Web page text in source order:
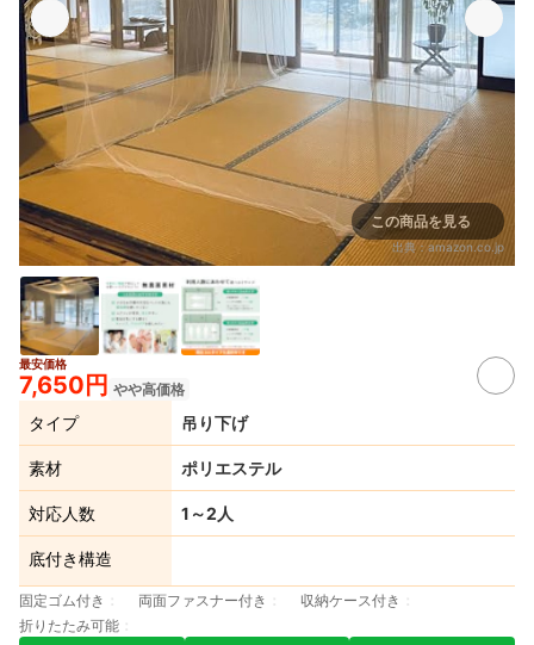
この商品を見る
出典：amazon.co.jp
最安価格
7,650円 やや高価格
タイプ 吊り下げ
素材 ポリエステル
対応人数 1～2人
底付き構造
固定ゴム付き 両面ファスナー付き
収納ケース付き
折りたたみ可能